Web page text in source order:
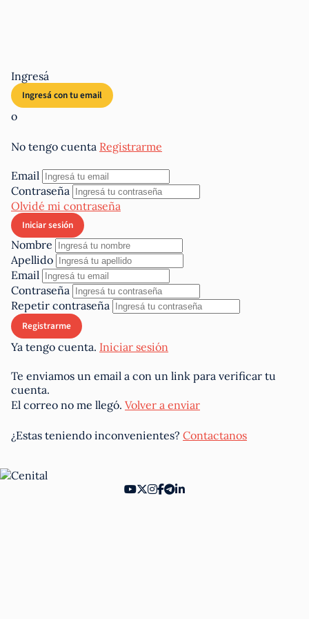
Ingresá
o
No tengo cuenta Registrarme
Email
Contraseña
Olvidé mi contraseña
Nombre
Apellido
Email
Contraseña
Repetir contraseña
Ya tengo cuenta. Iniciar sesión
Te enviamos un email a con un link para verificar tu
cuenta.
El correo no me llegó. Volver a enviar
¿Estas teniendo inconvenientes? Contactanos